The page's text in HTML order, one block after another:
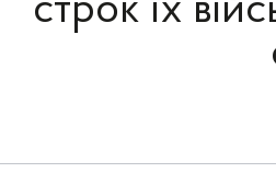
строк їх